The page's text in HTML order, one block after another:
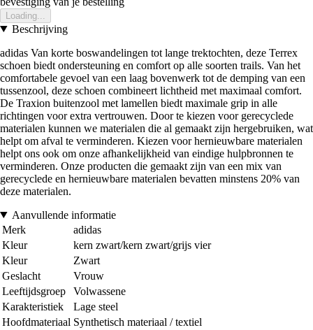
Loading...
Beschrijving
adidas Van korte boswandelingen tot lange trektochten, deze Terrex
schoen biedt ondersteuning en comfort op alle soorten trails. Van het
comfortabele gevoel van een laag bovenwerk tot de demping van een
tussenzool, deze schoen combineert lichtheid met maximaal comfort.
De Traxion buitenzool met lamellen biedt maximale grip in alle
richtingen voor extra vertrouwen. Door te kiezen voor gerecyclede
materialen kunnen we materialen die al gemaakt zijn hergebruiken, wat
helpt om afval te verminderen. Kiezen voor hernieuwbare materialen
helpt ons ook om onze afhankelijkheid van eindige hulpbronnen te
verminderen. Onze producten die gemaakt zijn van een mix van
gerecyclede en hernieuwbare materialen bevatten minstens 20% van
deze materialen.
Aanvullende informatie
Merk
adidas
Kleur
kern zwart/kern zwart/grijs vier
Kleur
Zwart
Geslacht
Vrouw
Leeftijdsgroep
Volwassene
Karakteristiek
Lage steel
Hoofdmateriaal Synthetisch materiaal / textiel